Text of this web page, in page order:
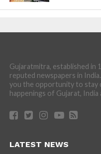
Gujaratmitra, established in
reputed newspapers in
you the opportunity to stay
happenings of Gujarat,
LATEST NEWS